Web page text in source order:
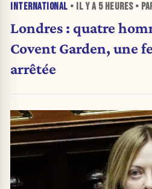
INTERNATIONAL • IL Y A 5 HEURES•
Londres : quatre
Covent Garden, une
arrêtée